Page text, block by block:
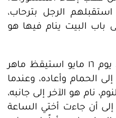
الرجل بترحاب،
باب البيت ينام فيها هو
تتابع ميسون بحرقة: "في يوم ١٦ مايو استيقظ ماهر
الحمام وأعاده، وعندما
نام هو الآخر إلى جانبه،
أن جاءت أختي الساعة